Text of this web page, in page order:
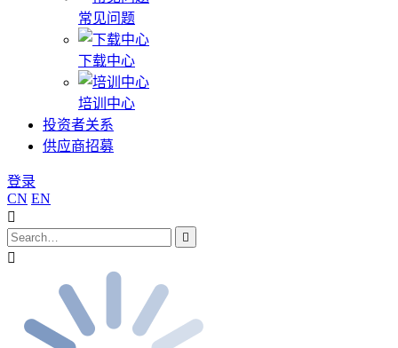
常见问题
下载中心
培训中心
投资者关系
供应商招募
登录
CN EN